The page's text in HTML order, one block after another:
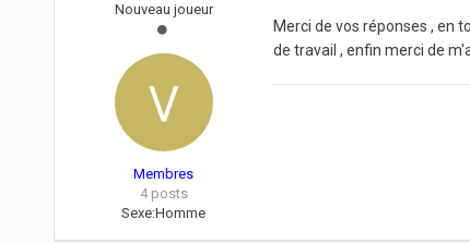
Nouveau joueur
Membres
4 posts
Sexe:Homme
Merci de vos réponses , en
de travail , enfin merci de